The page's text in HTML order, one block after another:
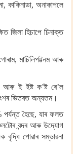
কাকিনাডা, অনাকাপলে
জিলা হিচাপে চিনাক্ত
মাচিলিপট্টনম আৰু
ই ইষ্ট ক’ষ্ট ৰে’ল
ভিতৰত অন্যতম।
পৰ্যন্ত হৈছে, যাৰ ফলত
বন্দৰ আৰু উদ্যোগ
বৃদ্ধি পোৱাৰ সম্ভাৱনা